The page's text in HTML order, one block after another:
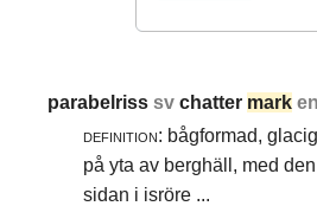
parabelrisssvchatter mark en
definition: bågformad,
på yta av berghäll, med
sidan i isröre ...